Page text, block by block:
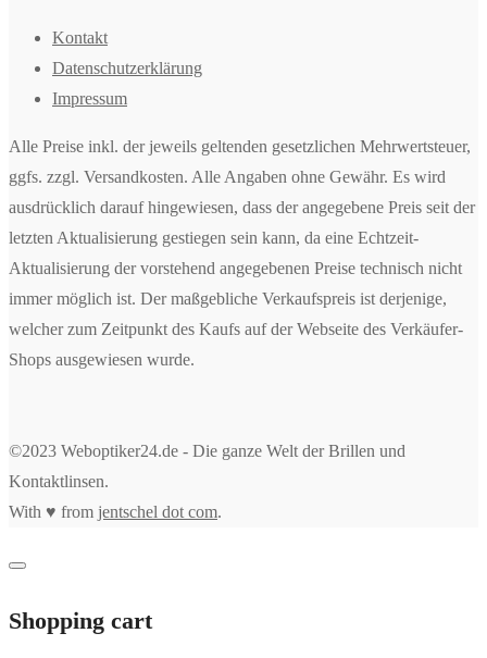
Kontakt
Datenschutzerklärung
Impressum
Alle Preise inkl. der jeweils geltenden gesetzlichen Mehrwertsteuer,
ggfs. zzgl. Versandkosten. Alle Angaben ohne Gewähr. Es wird
ausdrücklich darauf hingewiesen, dass der angegebene Preis seit der
letzten Aktualisierung gestiegen sein kann, da eine Echtzeit-
Aktualisierung der vorstehend angegebenen Preise technisch nicht
immer möglich ist. Der maßgebliche Verkaufspreis ist derjenige,
welcher zum Zeitpunkt des Kaufs auf der Webseite des Verkäufer-
Shops ausgewiesen wurde.
©2023 Weboptiker24.de - Die ganze Welt der Brillen und
Kontaktlinsen.
With ♥ from jentschel dot com.
Shopping cart